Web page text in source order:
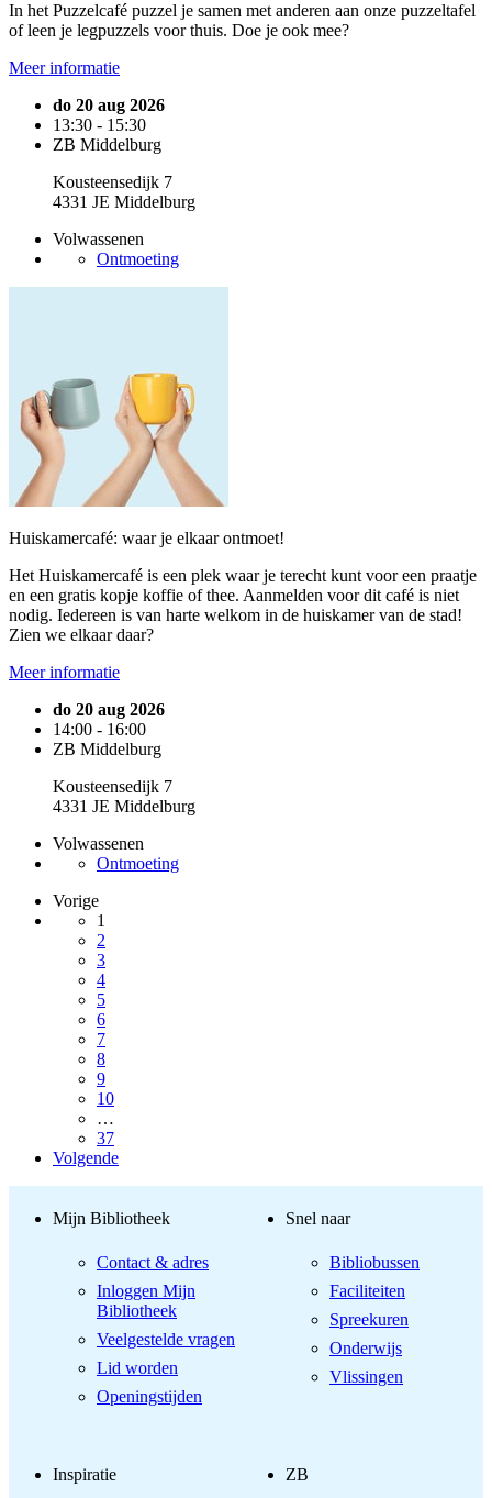
In het Puzzelcafé puzzel je samen met anderen aan onze puzzeltafel
of leen je legpuzzels voor thuis. Doe je ook mee?
Meer informatie
do 20 aug 2026
13:30 - 15:30
ZB Middelburg
Kousteensedijk 7
4331 JE Middelburg
Volwassenen
Ontmoeting
Huiskamercafé: waar je elkaar ontmoet!
Het Huiskamercafé is een plek waar je terecht kunt voor een praatje
en een gratis kopje koffie of thee. Aanmelden voor dit café is niet
nodig. Iedereen is van harte welkom in de huiskamer van de stad!
Zien we elkaar daar?
Meer informatie
do 20 aug 2026
14:00 - 16:00
ZB Middelburg
Kousteensedijk 7
4331 JE Middelburg
Volwassenen
Ontmoeting
Vorige
1
2
3
4
5
6
7
8
9
10
…
37
Volgende
Mijn Bibliotheek
Contact & adres
Inloggen Mijn
Bibliotheek
Veelgestelde vragen
Lid worden
Openingstijden
Snel naar
Bibliobussen
Faciliteiten
Spreekuren
Onderwijs
Vlissingen
Inspiratie ZB